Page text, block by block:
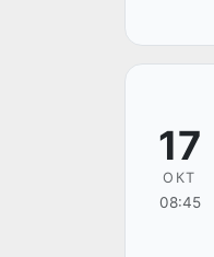
17
ОКТ
08:45